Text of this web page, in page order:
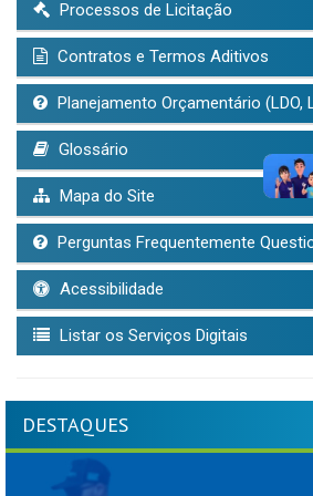
Processos de Licitação
Contratos e Termos Aditivos
Planejamento Orçamentário (LDO,
Glossário
Mapa do Site
Perguntas Frequentemente
Acessibilidade
Listar os Serviços Digitais
DESTAQUES